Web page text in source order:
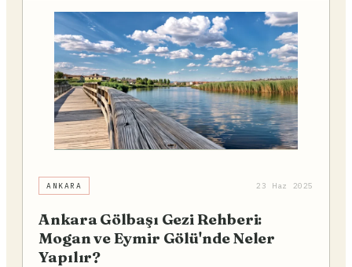
ANKARA 23 Haz 2025
Ankara Gölbaşı Gezi Rehberi:
Mogan ve Eymir Gölü'nde Neler
Yapılır?